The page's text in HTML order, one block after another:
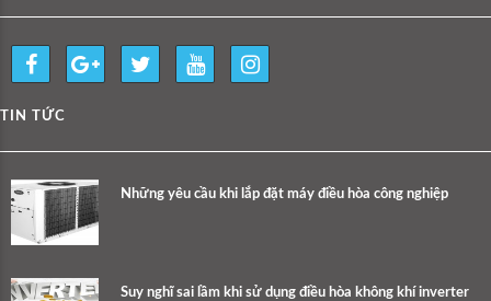
TIN TỨC
Những yêu cầu khi lắp đặt máy điều hòa công nghiệp
Suy nghĩ sai lầm khi sử dụng điều hòa không khí inverter